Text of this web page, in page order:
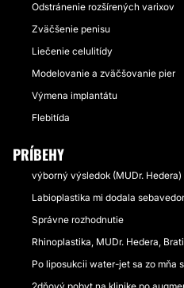
Odstránenie rozšírených varixov
Zväčšenie penisu
Liečenie celulitídy
Modelovanie a zväčšovanie pier
Výmena implantátu
Flebitída
PRÍBEHY
výborný výsledok (MUDr. Hedera)
Labioplastika mi dodala
Správne rozhodnutie
Rhinoplastika, MUDr. Hedera,
Po liposukcii water-jet sa zo mňa